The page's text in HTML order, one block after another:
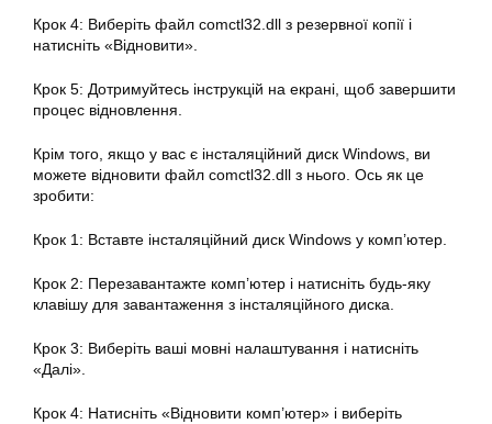
Крок 4: Виберіть файл comctl32.dll з резервної копії і
натисніть «Відновити».
Крок 5: Дотримуйтесь інструкцій на екрані, щоб завершити
процес відновлення.
Крім того, якщо у вас є інсталяційний диск Windows, ви
можете відновити файл comctl32.dll з нього. Ось як це
зробити:
Крок 1: Вставте інсталяційний диск Windows у комп’ютер.
Крок 2: Перезавантажте комп’ютер і натисніть будь-яку
клавішу для завантаження з інсталяційного диска.
Крок 3: Виберіть ваші мовні налаштування і натисніть
«Далі».
Крок 4: Натисніть «Відновити комп’ютер» і виберіть